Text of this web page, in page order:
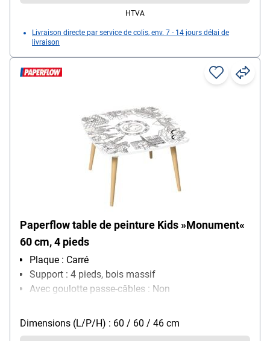
HTVA
Livraison directe par service de colis, env. 7 - 14 jours délai de
livraison
Paperflow table de peinture Kids »Monument«
60 cm, 4 pieds
Plaque : Carré
Support : 4 pieds, bois massif
Avec goulotte passe-câbles : Non
Dimensions (L/P/H) : 60 / 60 / 46 cm